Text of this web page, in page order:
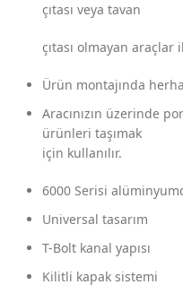
çıtası veya tavan
çıtası olmayan
Ürün montajında
Aracınızın üzerinde
ürünleri taşımak
için kullanılır.
6000 Serisi
Universal tasarım
T-Bolt kanal yapısı
Kilitli kapak sistemi